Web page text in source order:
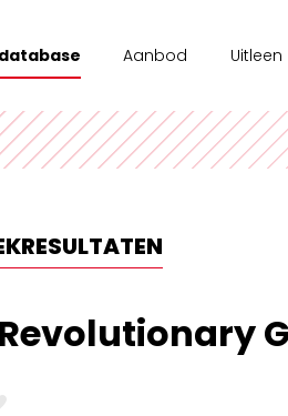
Aanbod
Workshops
Vrije tijdsaanbod
Uitleen